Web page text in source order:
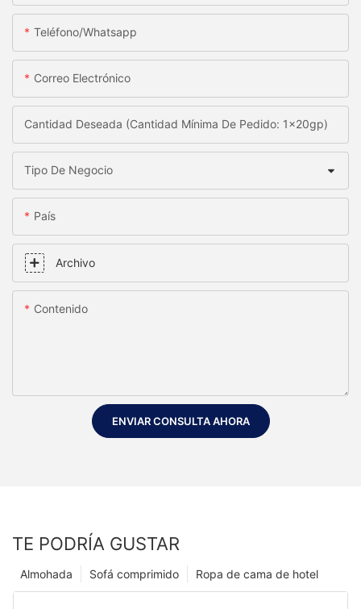
Teléfono/whatsapp
Correo Electrónico
Cantidad Deseada (Cantidad Mínima De Pedido: 1x20gp)
Tipo De Negocio
País
Archivo
Contenido
ENVIAR CONSULTA AHORA
TE PODRÍA GUSTAR
Ropa de cama de hotel
Sofá comprimido
Almohada